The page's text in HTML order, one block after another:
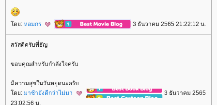
ดย: หอมกร 3 ธันวาคม 2565 21:22:12 น.
สวัสดีครับพี่ธัญ
ขอบคุณสำหรับกำลังใจครับ
มีความสุขในวันหยุดนะครับ
ดย: มาช้ายังดีกว่าไม่มา
3 ธันวาคม 2565
23:02:56 น.